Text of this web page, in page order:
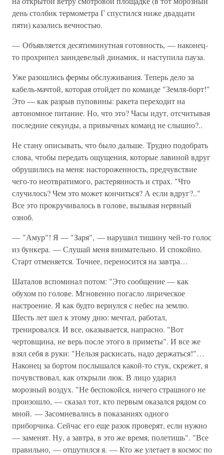
день столбик термометра Г спустился ниже двадцати
пяти) казались вечностью.
— Объявляется десятиминутная готовность, — наконец-
то прохрипел заиндевелый динамик, и наступила пауза.
Уже разошлись фермы обслуживания. Теперь дело за
кабель-мачтой, которая отойдет по команде "Земля-борт!"
Это — как разрыв пуповины: ракета переходит на
автономное питание. Но, что это? Часы идут, отсчитывая
последние секунды, а привычных команд не слышно?..
Не стану описывать, что было дальше. Трудно подобрать
слова, чтобы передать ощущения, которые лавиной вдруг
обрушились на меня: настороженность, предчувствие
чего-то неотвратимого, растерянность и страх. "Что
случилось? Чем это может кончиться? А если вдруг?.."
Все это прокручивалось в голове, вызывая нервный
озноб.
— "Амур"! Я — "Заря", — нарушил тишину чей-то голос
из бункера. — Слушай меня внимательно. И спокойно.
Старт отменяется. Точнее, переносится на завтра…
Шаталов вспоминал потом: "Это сообщение — как
обухом по голове. Мгновенно погасло лирическое
настроение. Я как будто вернулся с небес на землю.
Шесть лет шел к этому дню: мечтал, работал,
тренировался. И все, оказывается, напрасно. "Вот
чертовщина, не верь после этого в приметы". И все же
взял себя в руки: "Нельзя раскисать, надо держаться!"…
Наконец за бортом послышался какой-то стук, скрежет, я
почувствовал, как открыли люк. В лицо ударил
морозный воздух. "Не беспокойся, ничего страшного не
произошло, — сказал тот, кто первым оказался рядом со
мной. — Засомневались в показаниях одного
приборчика. Сейчас его еще разок проверят, если нужно
— заменят. Ну, а завтра, в это же время, полетишь". "Все
правильно, — отшутился я. — Кто же улетает в космос по